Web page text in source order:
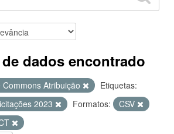
dados encontrado
Commons Atribuição
Etiquetas:
2023 Formatos:
CSV